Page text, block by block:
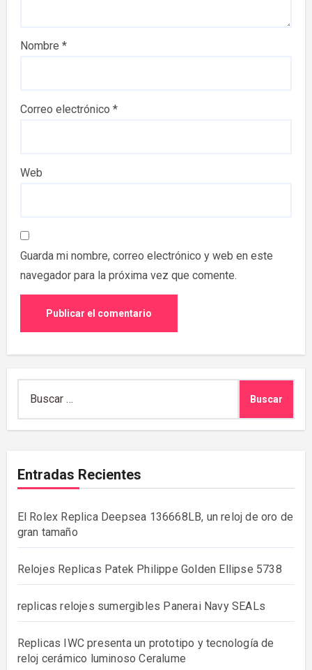
Nombre *
Correo electrónico *
Web
Guarda mi nombre, correo electrónico y web en este
navegador para la próxima vez que comente.
Entradas Recientes
El Rolex Replica Deepsea 136668LB, un reloj de oro de
gran tamaño
Relojes Replicas Patek Philippe Golden Ellipse 5738
replicas relojes sumergibles Panerai Navy SEALs
Replicas IWC presenta un prototipo y tecnología de
reloj cerámico luminoso Ceralume